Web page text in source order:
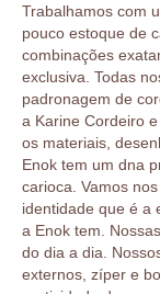
Trabalhamos com
pouco estoque de
combinações
exclusiva. Todas
padronagem de
a Karine Cordeiro
os materiais,
Enok tem um dna
carioca. Vamos
identidade que é a
a Enok tem.
do dia a dia.
externos, zíper e